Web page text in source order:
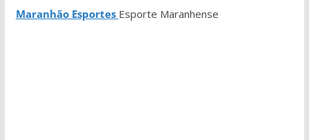
Maranhão Esportes Esporte Maranhense